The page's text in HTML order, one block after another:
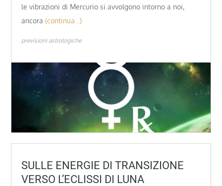
le vibrazioni di Mercurio si avvolgono intorno a noi,
ancora (continua…)
previsioni astrologiche
SULLE ENERGIE DI TRANSIZIONE
VERSO L’ECLISSI DI LUNA